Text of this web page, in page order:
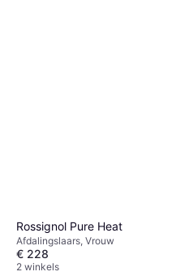
Rossignol Pure Heat
Afdalingslaars, Vrouw
€ 228
2 winkels